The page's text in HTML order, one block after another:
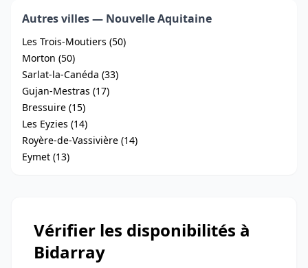
Autres villes — Nouvelle Aquitaine
Les Trois-Moutiers (50)
Morton (50)
Sarlat-la-Canéda (33)
Gujan-Mestras (17)
Bressuire (15)
Les Eyzies (14)
Royère-de-Vassivière (14)
Eymet (13)
Vérifier les disponibilités à
Bidarray